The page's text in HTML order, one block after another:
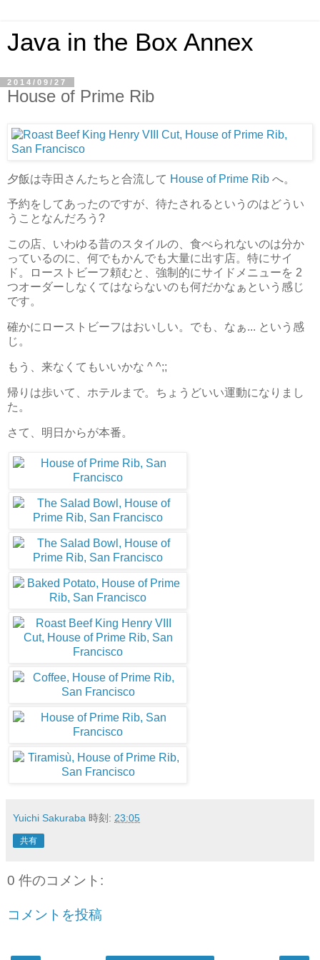
Java in the Box Annex
2014/09/27
House of Prime Rib
夕飯は寺田さんたちと合流して House of Prime Rib へ。
予約をしてあったのですが、待たされるというのはどうい
うことなんだろう?
この店、いわゆる昔のスタイルの、食べられないのは分か
っているのに、何でもかんでも大量に出す店。特にサイ
ド。ローストビーフ頼むと、強制的にサイドメニューを 2
つオーダーしなくてはならないのも何だかなぁという感じ
です。
確かにローストビーフはおいしい。でも、なぁ... という感
じ。
もう、来なくてもいいかな ^ ^;;
帰りは歩いて、ホテルまで。ちょうどいい運動になりまし
た。
さて、明日からが本番。
Yuichi Sakuraba 時刻: 23:05
共有
0 件のコメント:
コメントを投稿